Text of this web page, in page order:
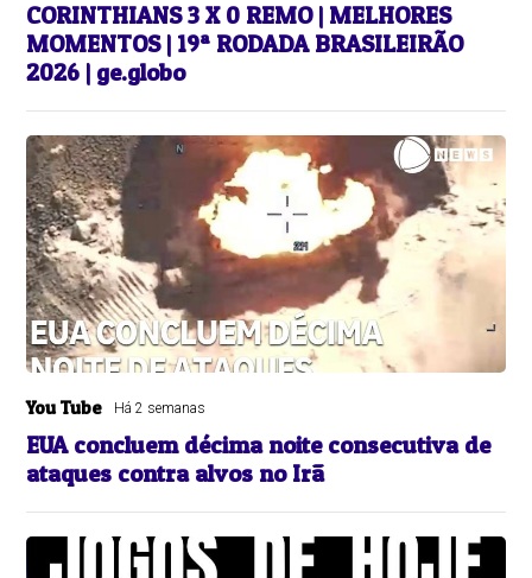
CORINTHIANS 3 X 0 REMO | MELHORES
MOMENTOS | 19ª RODADA BRASILEIRÃO
2026 | ge.globo
You Tube Há 2 semanas
EUA concluem décima noite consecutiva de
ataques contra alvos no Irã